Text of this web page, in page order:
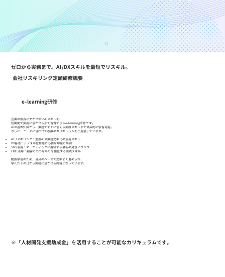
ゼロから実務まで。AI/DXスキルを最短でリスキル。
会社リスキリング定額研修概要
e-learning研修
企業の成長に欠かせないAIスキルを、
短期間で実務に活かせる形で習得できるe-learning研修です。
AIの基本知識から、業務ですぐに使える実践スキルまで体系的に学習可能。
さらに、ニーズに合わせて複数のカリキュラムをご用意しています。
AIリスキリング：生成AIや業務効率化の活用スキル
DX基礎：デジタル化推進に必要な知識と事例
SNS活用：マーケティングに直結する最新の発信ノウハウ
LINE活用：顧客とのつながりを強化する実践スキル
動画学習のため、自分のペースで効率よく進められ、
学んだその日から実務に活かせる内容となっています。
※「人材開発支援助成金」を活用することが可能なカリキュラムです。